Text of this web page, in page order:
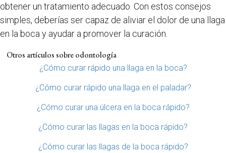
obtener un tratamiento adecuado. Con estos consejos
simples, deberías ser capaz de aliviar el dolor de una llaga
en la boca y ayudar a promover la curación.
Otros artículos sobre odontología
¿Cómo curar rápido una llaga en la boca?
¿Cómo curar rápido una llaga en el paladar?
¿Cómo curar una úlcera en la boca rápido?
¿Cómo curar las llagas en la boca rápido?
¿Cómo curar las llagas de la boca rápido?